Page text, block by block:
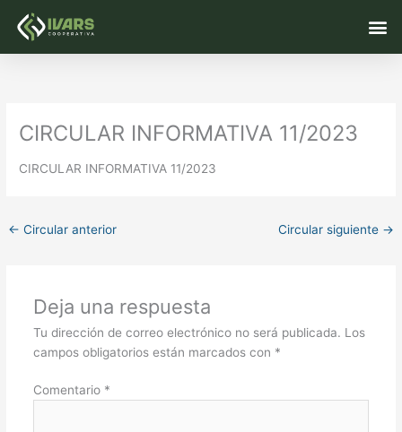
CIRCULAR INFORMATIVA 11/2023
CIRCULAR INFORMATIVA 11/2023
← Circular anterior Circular siguiente →
Deja una respuesta
Tu dirección de correo electrónico no será publicada. Los
campos obligatorios están marcados con *
Comentario *